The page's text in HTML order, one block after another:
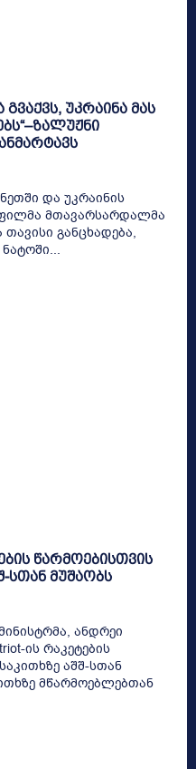
უკრაინა მას
და უკრაინის
მთავარსარდალმა
განცხადება,
წარმოებისთვის
სთან მუშაობს
ანდრეი
ის რაკეტების
აშშ-სთან
მწარმოებლებთან